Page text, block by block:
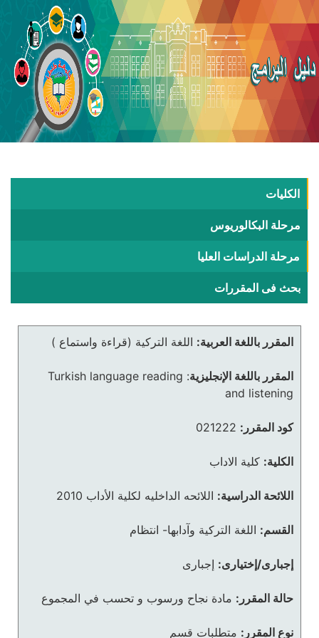
الكليات
مرحلة البكالوريوس
مرحلة الدراسات العليا
بحث فى المقررات
المقرر باللغة العربية: اللغة التركية (قراءة واستماع )
المقرر باللغة الإنجليزية:
Turkish language reading
and listening
كود المقرر: 021222
الكلية: كلية الاداب
اللائحة الدراسية: اللائحه الداخليه لكلية الأداب 2010
القسم: اللغة التركية وآدابها- انتظام
إجبارى/إختيارى: إجبارى
حالة المقرر: مادة نجاح ورسوب و تحسب في المجموع
نوع المقرر: متطلبات قسم